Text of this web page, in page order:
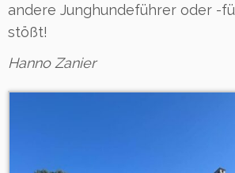
andere Junghundeführer oder -
stößt!
Hanno Zanier